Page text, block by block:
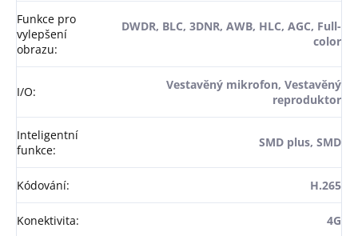
Funkce pro
vylepšení
obrazu:
DWDR, BLC, 3DNR, AWB, HLC, AGC, Full-
color
I/O:
Vestavěný mikrofon, Vestavěný
reproduktor
Inteligentní
funkce:
SMD plus, SMD
Kódování: H.265
Konektivita: 4G